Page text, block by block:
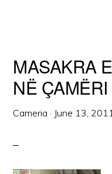
MASAKRA
NË
Cameria · June 13,